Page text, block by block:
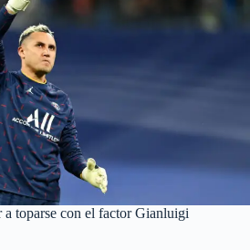
toparse con el factor Gianluigi